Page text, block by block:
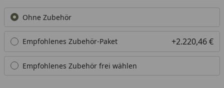
Ohne Zubehör
Empfohlenes Zubehör-Paket +2.220,46 €
Empfohlenes Zubehör frei wählen